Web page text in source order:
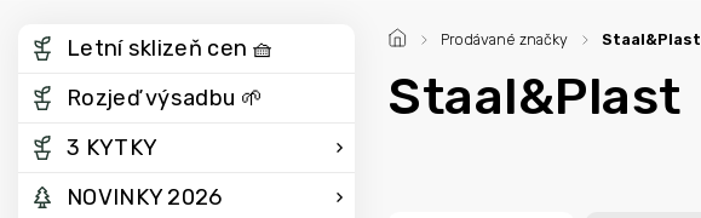
/ Prodávané značky / Staal&Plast
Letní sklizeň cen 🧺
Rozjeď výsadbu 🌱
3 KYTKY
NOVINKY 2026
Staal&Plast